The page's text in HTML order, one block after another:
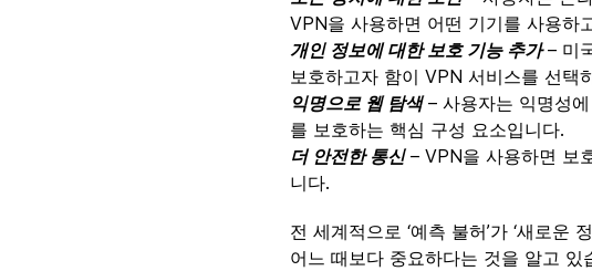
VPN을 사용하면 어떤 기기를 사용하
개인 정보에 대한 보호 기능 추가– 미
보호하고자 함이 VPN 서비스를 선택
익명으로 웹 탐색– 사용자는 익명성
를 보호하는 핵심 구성 요소입니다.
더 안전한 통신– VPN을 사용하면 보
니다.
전 세계적으로 ‘예측 불허’가 ‘새로
어느 때보다 중요하다는 것을 알고